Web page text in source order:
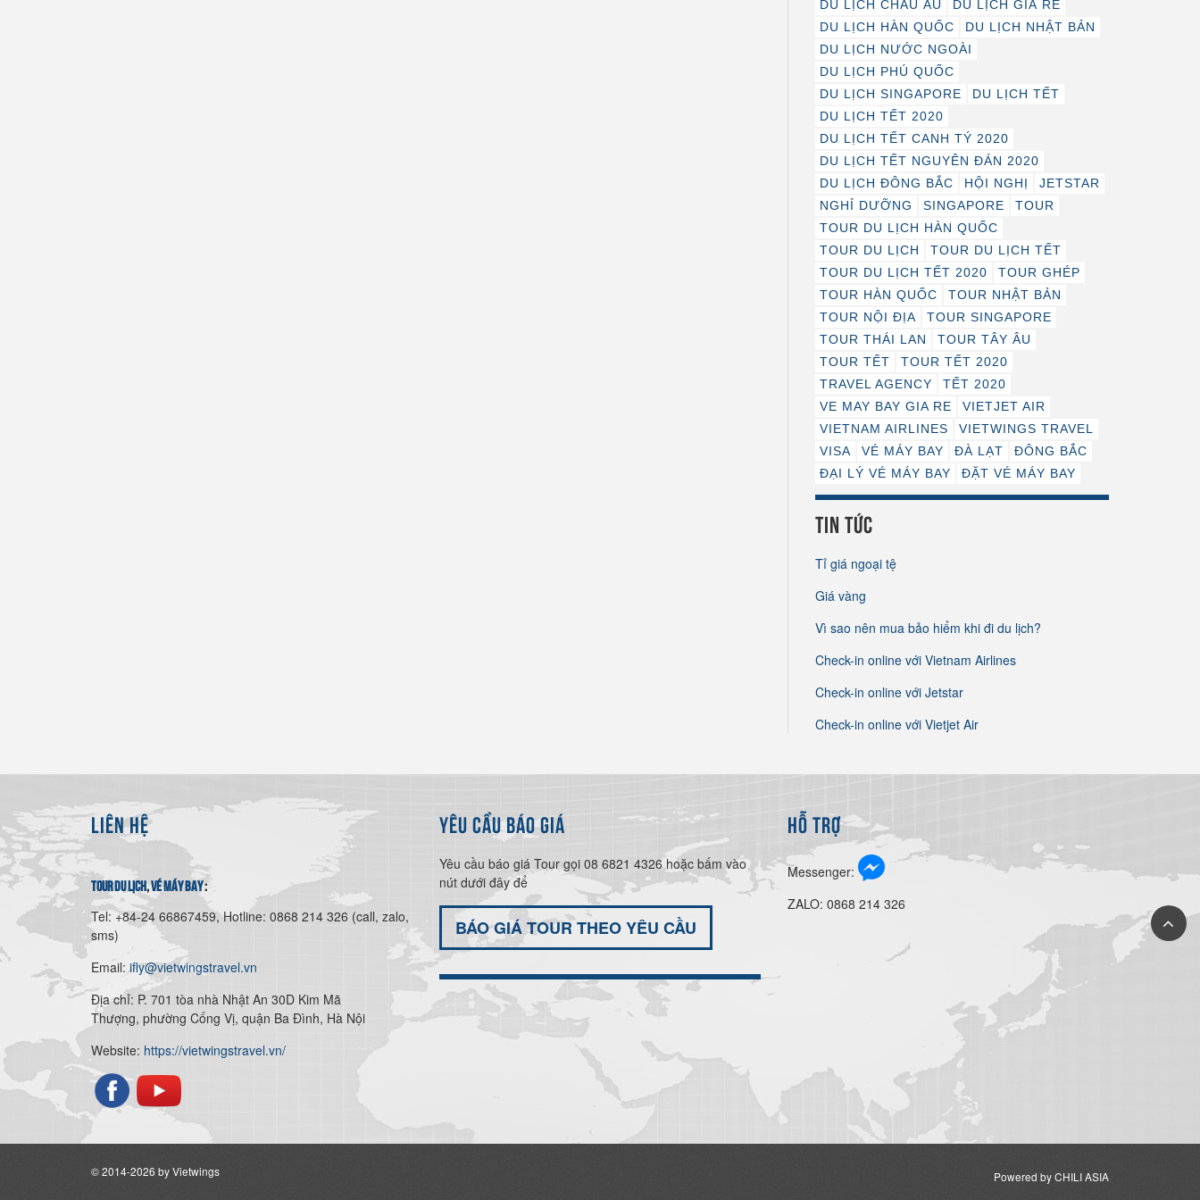
DU LỊCH CHÂU ÂU
DU LỊCH GIÁ RẺ
DU LỊCH HÀN QUỐC
DU LỊCH NHẬT BẢN
DU LỊCH NƯỚC NGOÀI
DU LỊCH PHÚ QUỐC
DU LỊCH SINGAPORE
DU LỊCH TẾT
DU LỊCH TẾT 2020
DU LỊCH TẾT CANH TÝ 2020
DU LỊCH TẾT NGUYÊN ĐÁN 2020
DU LỊCH ĐÔNG BẮC
HỘI NGHỊ
JETSTAR
NGHỈ DƯỠNG
SINGAPORE
TOUR
TOUR DU LỊCH HÀN QUỐC
TOUR DU LỊCH
TOUR DU LỊCH TẾT
TOUR DU LỊCH TẾT 2020
TOUR GHÉP
TOUR HÀN QUỐC
TOUR NHẬT BẢN
TOUR NỘI ĐỊA
TOUR SINGAPORE
TOUR THÁI LAN
TOUR TÂY ÂU
TOUR TẾT
TOUR TẾT 2020
TRAVEL AGENCY
TẾT 2020
VE MAY BAY GIA RE
VIETJET AIR
VIETNAM AIRLINES
VIETWINGS TRAVEL
VISA
VÉ MÁY BAY ĐÀ LẠT
ĐÔNG BẮC
ĐẠI LÝ VÉ MÁY BAY
ĐẶT VÉ MÁY BAY
TIN TỨC
Tỉ giá ngoại tệ
Giá vàng
Vì sao nên mua bảo hiểm khi đi du lịch?
Check-in online với Vietnam Airlines
Check-in online với Jetstar
Check-in online với Vietjet Air
LIÊN HỆ
tour du lịch,vé máy bay:
Tel: +84-24 66867459, Hotline: 0868 214 326 (call, zalo,
sms)
Email:ifly@vietwingstravel.vn
Địa chỉ: P. 701 tòa nhà Nhật An 30D Kim Mã
Thượng, phường Cống Vị, quận Ba Đình, Hà Nội
Website: https://vietwingstravel.vn/
YÊU CẦU BÁO GIÁ
Yêu cầu báo giá Tour gọi 08 6821 4326 hoặc bấm vào
nút dưới đây để
BÁO GIÁ TOUR THEO YÊU CẦU
HỖ TRỢ
Messenger:
ZALO: 0868 214 326
© 2014-2026 by Vietwings Powered by CHILI ASIA